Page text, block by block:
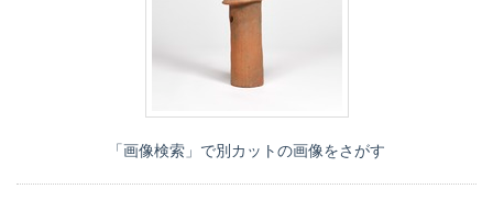
「画像検索」で別カットの画像をさがす